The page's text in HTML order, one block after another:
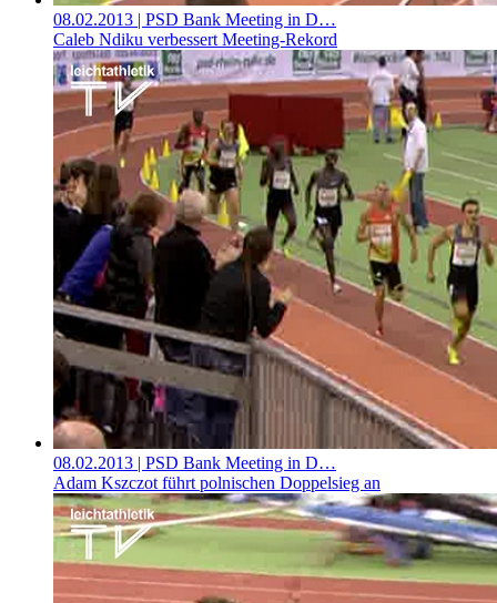
08.02.2013 | PSD Bank Meeting in D…
Caleb Ndiku verbessert Meeting-Rekord
08.02.2013 | PSD Bank Meeting in D…
Adam Kszczot führt polnischen Doppelsieg an